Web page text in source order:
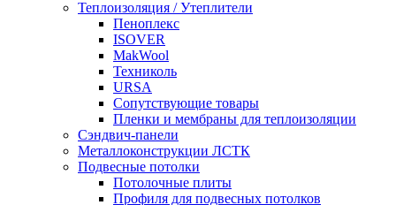
Теплоизоляция / Утеплители
Пеноплекс
ISOVER
MakWool
Техниколь
URSA
Сопутствующие товары
Пленки и мембраны для теплоизоляции
Сэндвич-панели
Металлоконструкции ЛСТК
Подвесные потолки
Потолочные плиты
Профиля для подвесных потолков